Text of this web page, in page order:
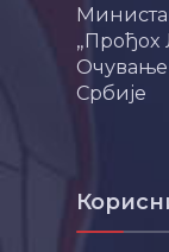
„Прођох
Очување
Србије